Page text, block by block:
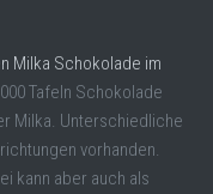
Milka Schokolade im
Tafeln Schokolade
Milka. Unterschiedliche
vorhanden.
kann aber auch als